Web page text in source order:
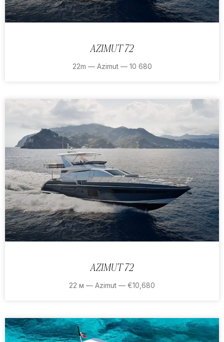
AZIMUT 72
22m — Azimut — 10 680
AZIMUT 72
22 м — Azimut — €10,680